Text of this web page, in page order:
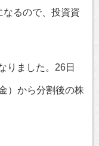
るので、投資資
りました。26日
）から分割後の株